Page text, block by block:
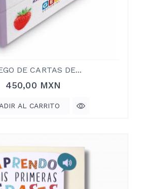
DE CARTAS DE...
Precio
450,00 MXN
AL CARRITO